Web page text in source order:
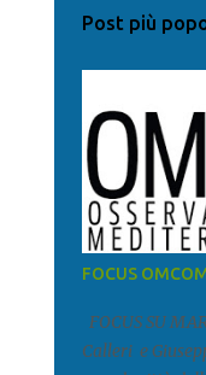
Post più
FOCUS
FOCUS SU
Calleri e